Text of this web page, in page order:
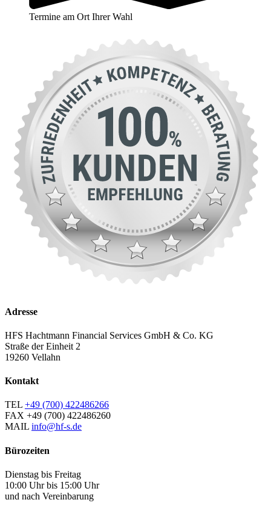
Termine am Ort Ihrer Wahl
Adresse
HFS Hachtmann Financial Services GmbH & Co. KG
Straße der Einheit 2
19260 Vellahn
Kontakt
TEL +49 (700) 422486266
FAX +49 (700) 422486260
MAIL info@hf-s.de
Bürozeiten
Dienstag bis Freitag
10:00 Uhr bis 15:00 Uhr
und nach Vereinbarung